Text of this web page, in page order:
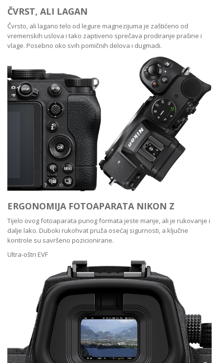
ČVRST, ALI LAGAN
Čvrsto, ali lagano telo od legure magnezijuma je zaštićeno od
vremenskih uslova i tako zaptiveno sprečava prodiranje prašine i
vlage. Posebno oko svih pomičnih delova i dugmadi.
ERGONOMIJA FOTOAPARATA NIKON Z
Tijelo ovog fotoaparata punog formata jeste manje, ali je rukovanje i
dalje lako. Duboki rukohvat pruža osećaj sigurnosti, a ključne
kontrole su savršeno pozicionirane.
Ultra-oštri EVF